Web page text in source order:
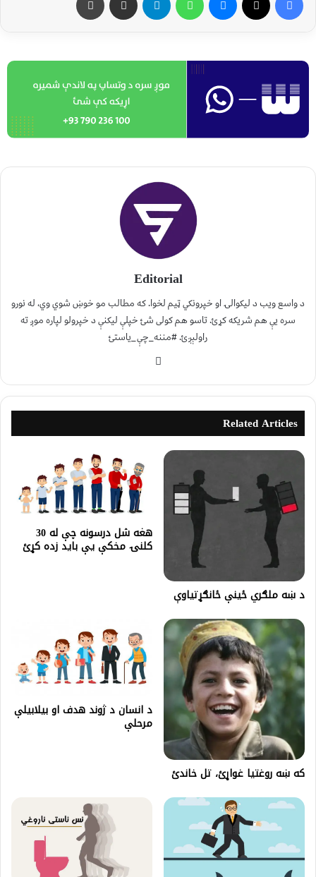
Editorial
د واسع ویب د لیکوالۍ او خپرونکي ټیم لخوا. که مطالب مو خوښ شوي وي، له نورو
سره یې هم شریکه کړئ. تاسو هم کولی شئ خپلې لیکنې د خپرولو لپاره موږ ته
راولېږئ. #مننه_چې_یاستئ
Related Articles
د ښه ملګري ځینې ځانګړتیاوې
هغه شل درسونه چې له 30
کلنۍ مخکې یې باید زده کړئ
که ښه روغتیا غواړئ، تل خاندئ
د انسان د ژوند هدف او بیلابیلې
مرحلې